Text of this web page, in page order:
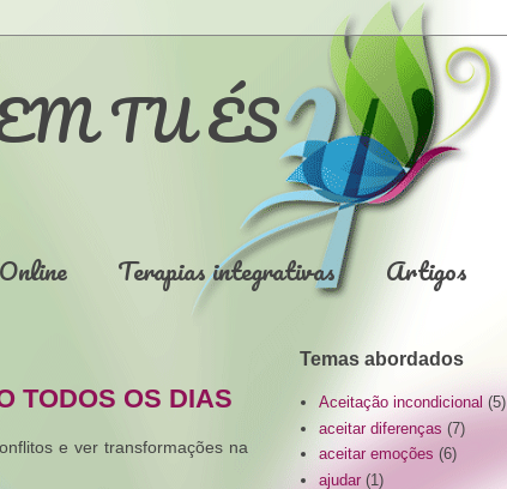
TU ÉS
Terapias integrativas Artigos
TODOS OS DIAS
e ver transformações na
Temas abordados
Aceitação incondicional (5)
aceitar diferenças (7)
aceitar emoções (6)
ajudar (1)